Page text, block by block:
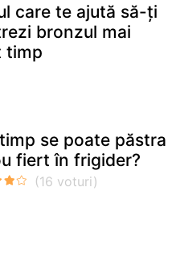
care te ajută să-ți
bronzul mai
timp
se poate păstra
fiert în frigider?